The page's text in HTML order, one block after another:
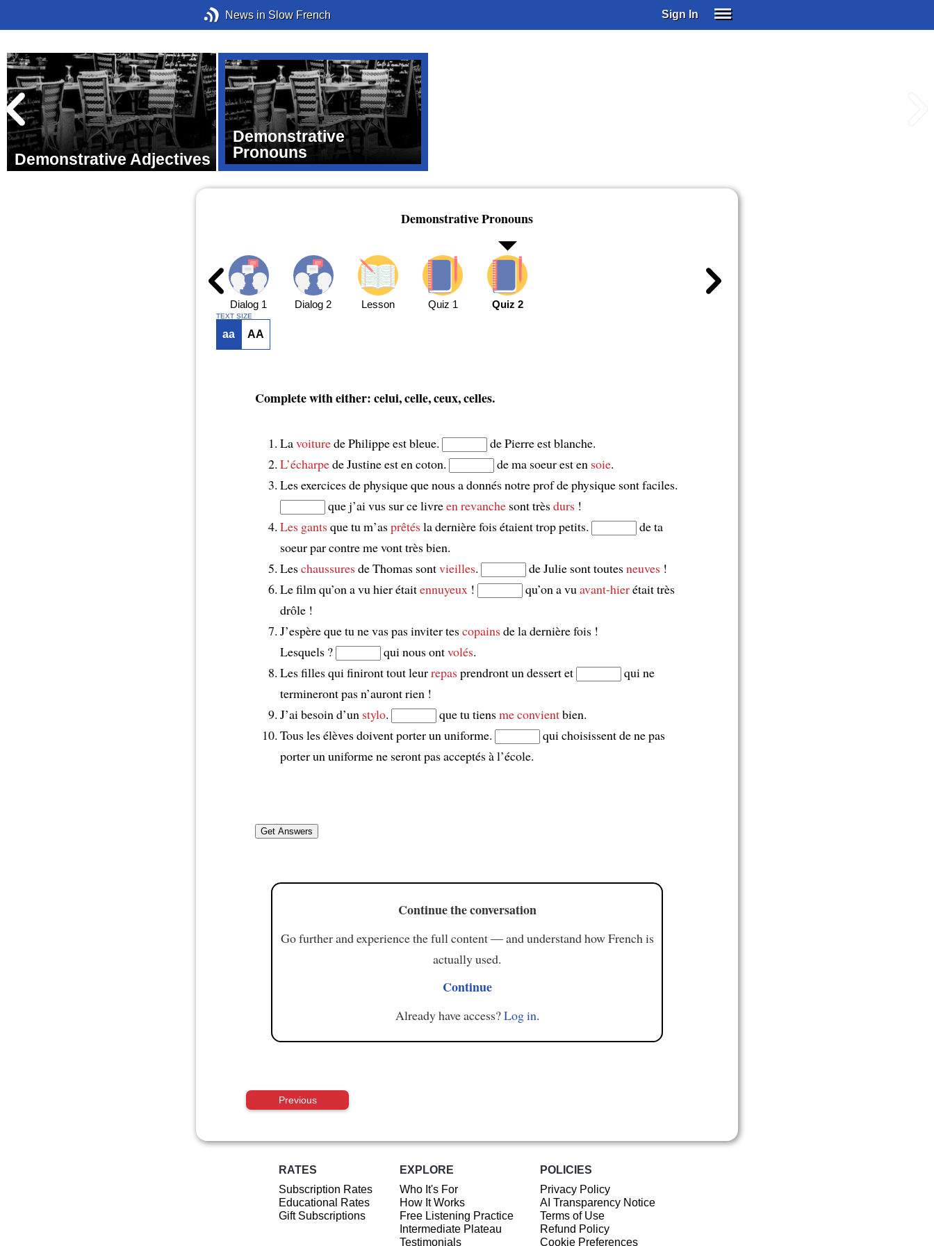
News in Slow French Sign In
Demonstrative Adjectives
Demonstrative
Pronouns
Demonstrative Pronouns
Dialog 1 Dialog 2 Lesson Quiz 1 Quiz 2
TEXT SIZE
aa AA
Complete with either: celui, celle, ceux, celles.
Lavoiturede Philippe est bleue.
de Pierre est blanche.
L’écharpede Justine est en coton. de ma soeur est en soie.
Les exercices de physique que nous a donnés notre prof de physique sont faciles.
que j’ai vus sur ce livreen revanchesont trèsdurs!
Les gantsque tu m’asprêtésla dernière fois étaient trop petits.
de ta
soeur par contre me vont très bien.
Leschaussuresde Thomas sontvieilles. de Julie sont toutesneuves!
Le film qu’on a vu hier étaitennuyeux! qu’on a vuavant-hierétait très
drôle !
J’espère que tu ne vas pas inviter tescopainsde la dernière fois !
Lesquels ?
qui nous ontvolés.
Les filles qui finiront tout leurrepasprendront un dessert et
qui ne
termineront pas n’auront rien !
J’ai besoin d’un stylo. que tu tiensme convientbien.
Tous les élèves doivent porter un uniforme.
qui choisissent de ne pas
porter un uniforme ne seront pas acceptés à l’école.
Continue the conversation
Go further and experience the full content — and understand how French is
actually used.
Continue
Already have access?Log in.
Previous
RATES
Subscription Rates
Educational Rates
Gift Subscriptions
EXPLORE
Who It's For
How It Works
Free Listening Practice
Intermediate Plateau
Testimonials
POLICIES
Privacy Policy
AI Transparency Notice
Terms of Use
Refund Policy
Cookie Preferences